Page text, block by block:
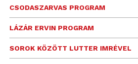
CSODASZARVAS PROGRAM
LÁZÁR ERVIN PROGRAM
SOROK KÖZÖTT LUTTER IMRÉVEL